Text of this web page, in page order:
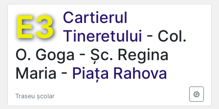
E3 Cartierul
Tineretului - Col.
O. Goga - Șc. Regina
Maria - Piața Rahova
Traseu școlar